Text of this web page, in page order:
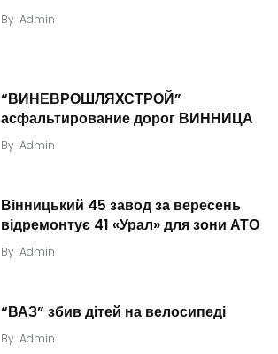
By Admin
“ВИНЕВРОШЛЯХСТРОЙ”
асфальтирование дорог ВИННИЦА
By Admin
Вінницький 45 завод за вересень
відремонтує 41 «Урал» для зони АТО
By Admin
“ВАЗ” збив дітей на велосипеді
By Admin